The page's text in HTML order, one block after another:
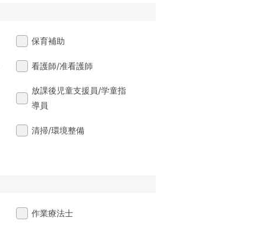
保育補助
看護師/准看護師
放課後児童支援員/学童指
導員
清掃/環境整備
作業療法士